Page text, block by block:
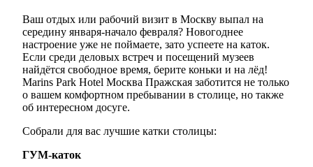
Ваш отдых или рабочий визит в Москву выпал на
середину января-начало февраля? Новогоднее
настроение уже не поймаете, зато успеете на каток.
Если среди деловых встреч и посещений музеев
найдётся свободное время, берите коньки и на лёд!
Marins Park Hotel Москва Пражская заботится не только
о вашем комфортном пребывании в столице, но также
об интересном досуге.
Собрали для вас лучшие катки столицы:
ГУМ-каток